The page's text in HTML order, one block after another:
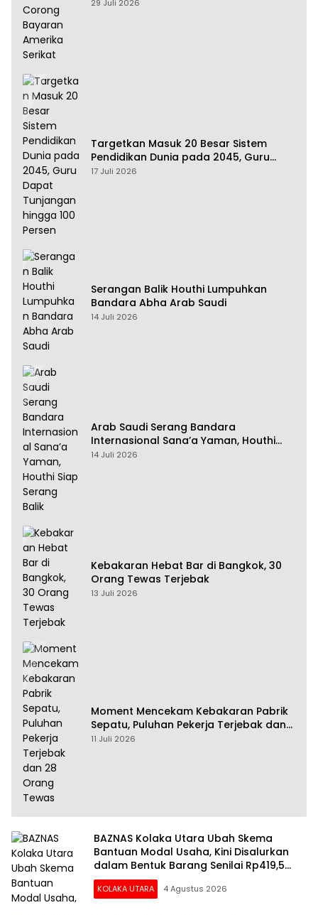
29 Juli 2026
Targetkan Masuk 20 Besar Sistem
Pendidikan Dunia pada 2045, Guru
Dapat Tunjangan hingga 100 Persen
17 Juli 2026
Serangan Balik Houthi Lumpuhkan
Bandara Abha Arab Saudi
14 Juli 2026
Arab Saudi Serang Bandara
Internasional Sana’a Yaman, Houthi
Siap Serang Balik
14 Juli 2026
Kebakaran Hebat Bar di Bangkok, 30
Orang Tewas Terjebak
13 Juli 2026
Moment Mencekam Kebakaran Pabrik
Sepatu, Puluhan Pekerja Terjebak dan
28 Orang Tewas
11 Juli 2026
BAZNAS Kolaka Utara Ubah Skema
Bantuan Modal Usaha, Kini Disalurkan
dalam Bentuk Barang Senilai Rp419,5
Juta
KOLAKA UTARA 4 Agustus 2026